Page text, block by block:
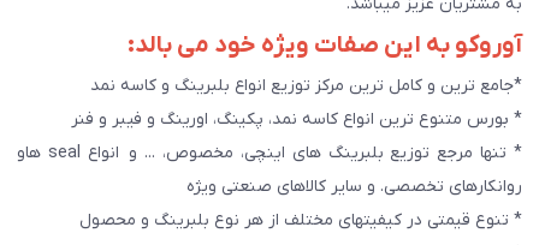
آوروکو به این صفات ویژه خود می بالد:
*جامع ترین و کامل ترین مرکز توزیع انواع بلبرینگ و کاسه نمد
* بورس متنوع ترین انواع کاسه نمد، پکینگ، اورینگ و فیبر و فنر
* تنها مرجع توزیع بلبرینگ های اینچی، مخصوص، ... و انواع seal هاو
روانکارهای تخصصی. و سایر کالاهای صنعتی ويژه
* تنوع قیمتی در کیفیتهای مختلف از هر نوع بلبرینگ و محصول